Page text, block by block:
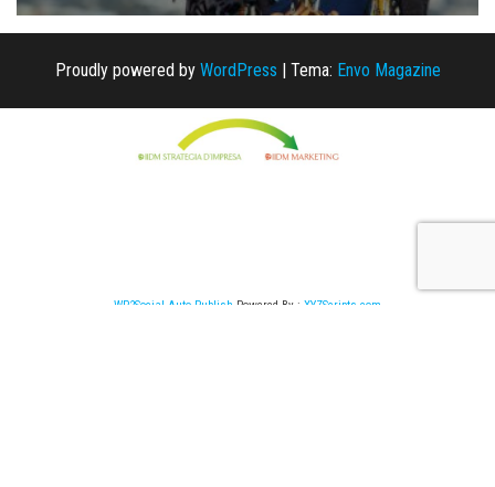
Proudly powered by WordPress | Tema: Envo Magazine
WP2Social Auto Publish Powered By : XYZScripts.com